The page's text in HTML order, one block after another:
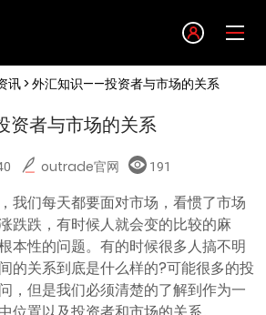
讯> 外汇知识——投资者与市场的关系
者与市场的关系
outrade官网 191
我们每天都要面对市场，看惯了市场
跌跌，有时候人就会变的比较的麻
本性的问题。有的时候很多人搞不明
的关系到底是什么样的?可能很多的投
，但是我们必须清楚的了解到作为一